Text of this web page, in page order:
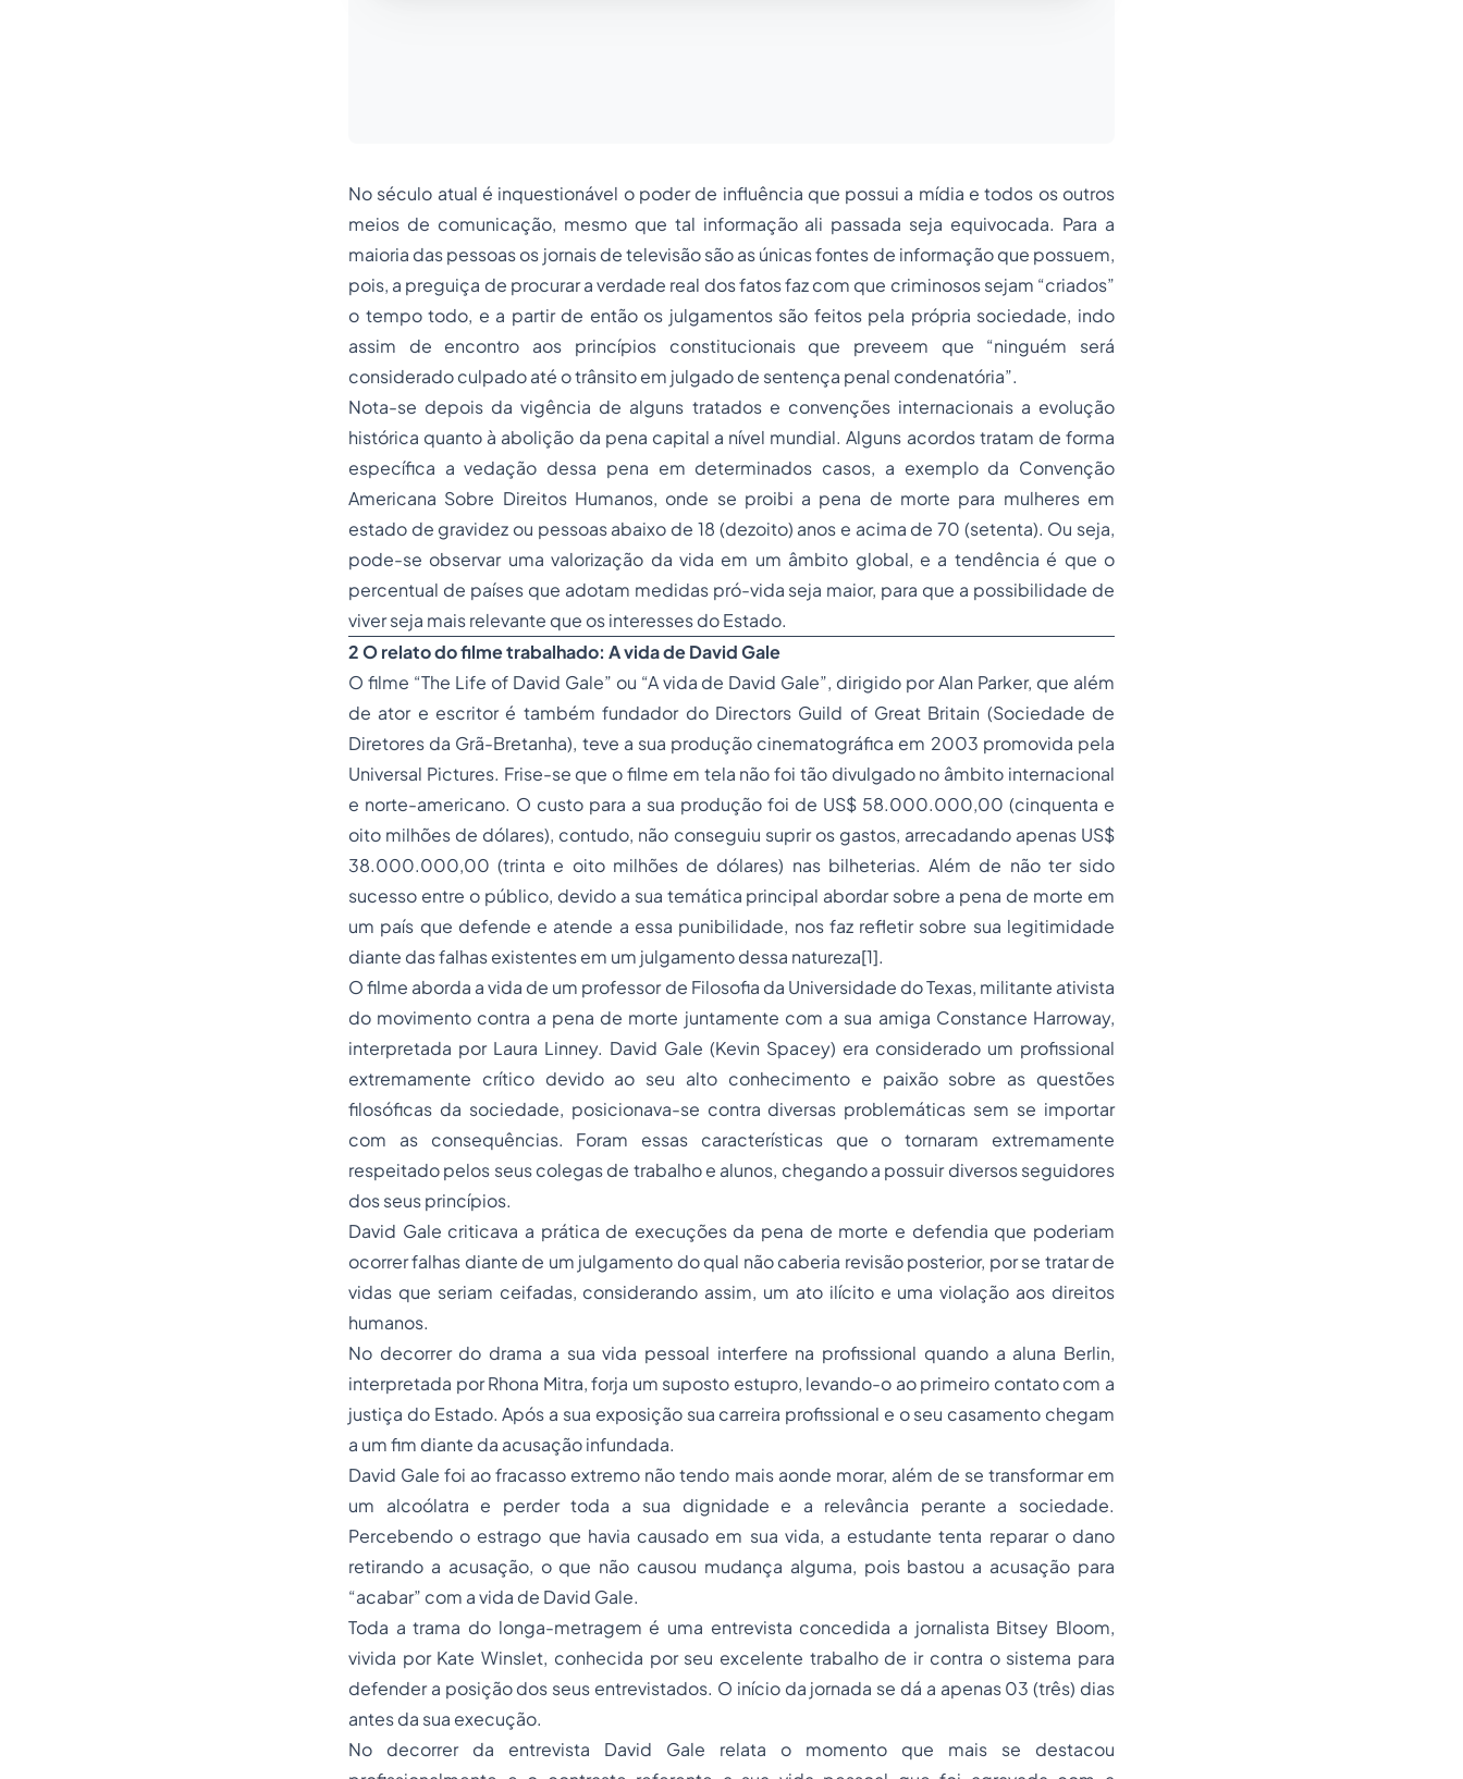
No século atual é inquestionável o poder de influência que possui a mídia e todos os outros
meios de comunicação, mesmo que tal informação ali passada seja equivocada. Para a
maioria das pessoas os jornais de televisão são as únicas fontes de informação que possuem,
pois, a preguiça de procurar a verdade real dos fatos faz com que criminosos sejam “criados”
o tempo todo, e a partir de então os julgamentos são feitos pela própria sociedade, indo
assim de encontro aos princípios constitucionais que preveem que “ninguém será
considerado culpado até o trânsito em julgado de sentença penal condenatória”.
Nota-se depois da vigência de alguns tratados e convenções internacionais a evolução
histórica quanto à abolição da pena capital a nível mundial. Alguns acordos tratam de forma
específica a vedação dessa pena em determinados casos, a exemplo da Convenção
Americana Sobre Direitos Humanos, onde se proibi a pena de morte para mulheres em
estado de gravidez ou pessoas abaixo de 18 (dezoito) anos e acima de 70 (setenta). Ou seja,
pode-se observar uma valorização da vida em um âmbito global, e a tendência é que o
percentual de países que adotam medidas pró-vida seja maior, para que a possibilidade de
viver seja mais relevante que os interesses do Estado.
2 O relato do filme trabalhado: A vida de David Gale
O filme “The Life of David Gale” ou “A vida de David Gale”, dirigido por Alan Parker, que além
de ator e escritor é também fundador do Directors Guild of Great Britain (Sociedade de
Diretores da Grã-Bretanha), teve a sua produção cinematográfica em 2003 promovida pela
Universal Pictures. Frise-se que o filme em tela não foi tão divulgado no âmbito internacional
e norte-americano. O custo para a sua produção foi de US$ 58.000.000,00 (cinquenta e
oito milhões de dólares), contudo, não conseguiu suprir os gastos, arrecadando apenas US$
38.000.000,00 (trinta e oito milhões de dólares) nas bilheterias. Além de não ter sido
sucesso entre o público, devido a sua temática principal abordar sobre a pena de morte em
um país que defende e atende a essa punibilidade, nos faz refletir sobre sua legitimidade
diante das falhas existentes em um julgamento dessa natureza[1].
O filme aborda a vida de um professor de Filosofia da Universidade do Texas, militante ativista
do movimento contra a pena de morte juntamente com a sua amiga Constance Harroway,
interpretada por Laura Linney. David Gale (Kevin Spacey) era considerado um profissional
extremamente crítico devido ao seu alto conhecimento e paixão sobre as questões
filosóficas da sociedade, posicionava-se contra diversas problemáticas sem se importar
com as consequências. Foram essas características que o tornaram extremamente
respeitado pelos seus colegas de trabalho e alunos, chegando a possuir diversos seguidores
dos seus princípios.
David Gale criticava a prática de execuções da pena de morte e defendia que poderiam
ocorrer falhas diante de um julgamento do qual não caberia revisão posterior, por se tratar de
vidas que seriam ceifadas, considerando assim, um ato ilícito e uma violação aos direitos
humanos.
No decorrer do drama a sua vida pessoal interfere na profissional quando a aluna Berlin,
interpretada por Rhona Mitra, forja um suposto estupro, levando-o ao primeiro contato com a
justiça do Estado. Após a sua exposição sua carreira profissional e o seu casamento chegam
a um fim diante da acusação infundada.
David Gale foi ao fracasso extremo não tendo mais aonde morar, além de se transformar em
um alcoólatra e perder toda a sua dignidade e a relevância perante a sociedade.
Percebendo o estrago que havia causado em sua vida, a estudante tenta reparar o dano
retirando a acusação, o que não causou mudança alguma, pois bastou a acusação para
“acabar” com a vida de David Gale.
Toda a trama do longa-metragem é uma entrevista concedida a jornalista Bitsey Bloom,
vivida por Kate Winslet, conhecida por seu excelente trabalho de ir contra o sistema para
defender a posição dos seus entrevistados. O início da jornada se dá a apenas 03 (três) dias
antes da sua execução.
No decorrer da entrevista David Gale relata o momento que mais se destacou